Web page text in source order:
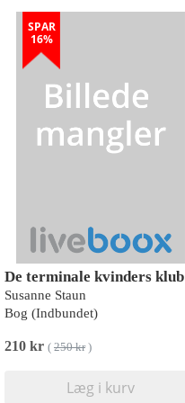
SPAR
16%
De terminale kvinders klub
Susanne Staun
Bog (Indbundet)
210 kr ( 250 kr)
Læg i kurv